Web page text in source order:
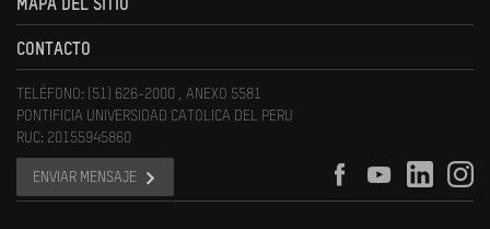
MAPA DEL SITIO
CONTACTO
TELÉFONO: (51) 626-2000 , ANEXO 5581
PONTIFICIA UNIVERSIDAD CATOLICA DEL PERU
RUC: 20155945860
ENVIAR MENSAJE